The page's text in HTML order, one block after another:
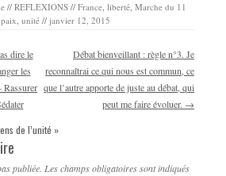
// REFLEXIONS // France, liberté, Marche du 11
paix, unité // janvier 12, 2015
dire le
les
Rassurer
Débat bienveillant : règle n°3. Je
reconnaîtrai ce qui nous est commun, ce
que l’autre apporte de juste au débat, qui
peut me faire évoluer. →
de l’unité »
publiée. Les champs obligatoires sont indiqués